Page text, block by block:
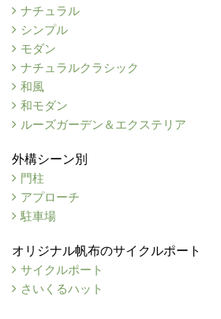
ナチュラル
シンプル
モダン
ナチュラルクラシック
和風
和モダン
ルーズガーデン＆エクステリア
外構シーン別
門柱
アプローチ
駐車場
オリジナル帆布のサイクルポート
サイクルポート
さいくるハット